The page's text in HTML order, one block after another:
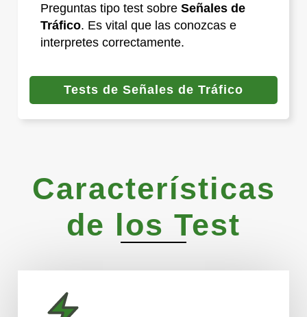
Preguntas tipo test sobre Señales de
Tráfico. Es vital que las conozcas e
interpretes correctamente.
Tests de Señales de Tráfico
Características
de los Test